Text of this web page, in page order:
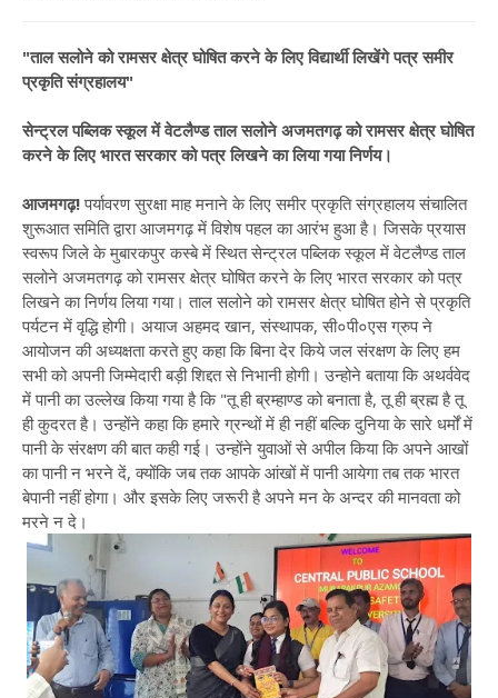
"ताल सलोने को रामसर क्षेत्र घोषित करने के लिए विद्यार्थी लिखेंगे पत्र समीर
प्रकृति संग्रहालय"
सेन्ट्रल पब्लिक स्कूल में वेटलैण्ड ताल सलोने अजमतगढ़ को रामसर क्षेत्र घोषित
करने के लिए भारत सरकार को पत्र लिखने का लिया गया निर्णय।
आजमगढ़! पर्यावरण सुरक्षा माह मनाने के लिए समीर प्रकृति संग्रहालय संचालित
शुरूआत समिति द्वारा आजमगढ़ में विशेष पहल का आरंभ हुआ है। जिसके प्रयास
स्वरूप जिले के मुबारकपुर कस्बे में स्थित सेन्ट्रल पब्लिक स्कूल में वेटलैण्ड ताल
सलोने अजमतगढ़ को रामसर क्षेत्र घोषित करने के लिए भारत सरकार को पत्र
लिखने का निर्णय लिया गया। ताल सलोने को रामसर क्षेत्र घोषित होने से प्रकृति
पर्यटन में वृद्धि होगी। अयाज अहमद खान, संस्थापक, सी०पी०एस ग्रुप ने
आयोजन की अध्यक्षता करते हुए कहा कि बिना देर किये जल संरक्षण के लिए हम
सभी को अपनी जिम्मेदारी बड़ी शिद्दत से निभानी होगी। उन्होने बताया कि अथर्ववेद
में पानी का उल्लेख किया गया है कि "तू ही ब्रम्हाण्ड को बनाता है, तू ही ब्रह्म है तू
ही कुदरत है। उन्होंने कहा कि हमारे ग्रन्थों में ही नहीं बल्कि दुनिया के सारे धर्मों में
पानी के संरक्षण की बात कही गई। उन्होंने युवाओं से अपील किया कि अपने आखों
का पानी न भरने दें, क्योंकि जब तक आपके आंखों में पानी आयेगा तब तक भारत
बेपानी नहीं होगा। और इसके लिए जरूरी है अपने मन के अन्दर की मानवता को
मरने न दे।